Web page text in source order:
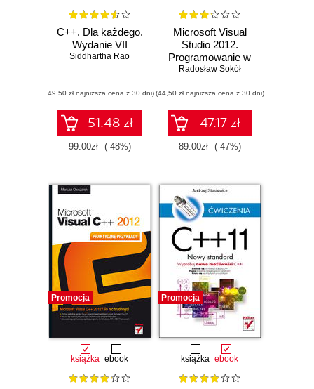
C++. Dla każdego.
Wydanie VII
Siddhartha Rao
(49,50 zł najniższa cena z 30 dni)
51.48 zł
99.00zł (-48%)
Microsoft Visual
Studio 2012.
Programowanie w
C i C++
Radosław Sokół
(44,50 zł najniższa cena z 30 dni)
47.17 zł
89.00zł (-47%)
Promocja
książka ebook
Promocja
książka ebook